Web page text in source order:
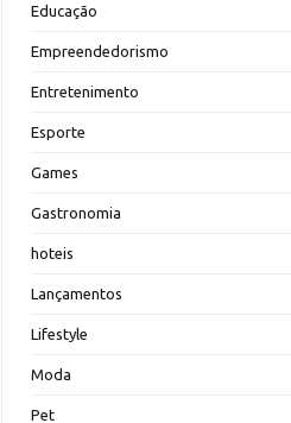
Educação
Empreendedorismo
Entretenimento
Esporte
Games
Gastronomia
hoteis
Lançamentos
Lifestyle
Moda
Pet